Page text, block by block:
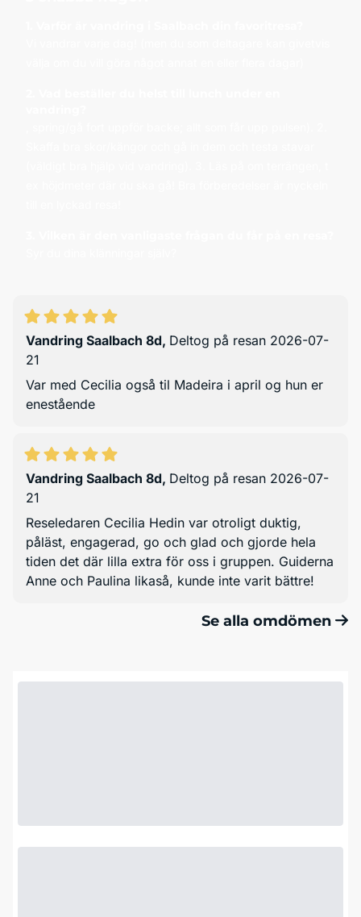
Vandring Saalbach 8d, Deltog på resan 2026-07-
21
Var med Cecilia også til Madeira i april og hun er
enestående
Vandring Saalbach 8d, Deltog på resan 2026-07-
21
Reseledaren Cecilia Hedin var otroligt duktig,
påläst, engagerad, go och glad och gjorde hela
tiden det där lilla extra för oss i gruppen. Guiderna
Anne och Paulina likaså, kunde inte varit bättre!
Se alla omdömen